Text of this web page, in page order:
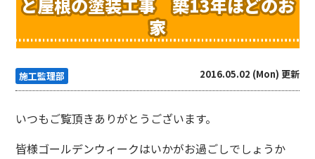
と屋根の塗装工事 築13年ほどのお
家
施工監理部 2016.05.02 (Mon) 更新
いつもご覧頂きありがとうございます。
皆様ゴールデンウィークはいかがお過ごしでしょうか